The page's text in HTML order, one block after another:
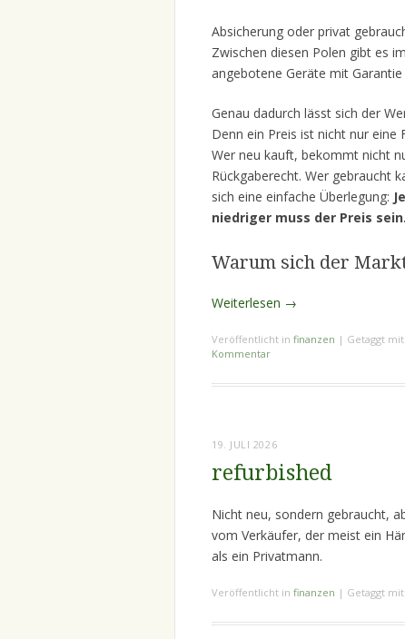
Absicherung oder privat
Zwischen diesen Polen gibt es
angebotene Geräte mit
Genau dadurch lässt sich der
Denn ein Preis ist nicht nur eine
Wer neu kauft, bekommt nicht
Rückgaberecht. Wer gebraucht
sich eine einfache Überlegung:
niedriger muss der Preis sein.
Warum sich der
Weiterlesen →
Veröffentlicht in finanzen | Getaggt mit
Kommentar
19. JULI 2026
refurbished
Nicht neu, sondern gebraucht,
vom Verkäufer, der meist ein
als ein Privatmann.
Veröffentlicht in finanzen | Getaggt mit